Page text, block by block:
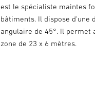
est le spécialiste maintes
bâtiments. Il dispose d'une
angulaire de 45°. Il
zone de 23 x 6 mètres.